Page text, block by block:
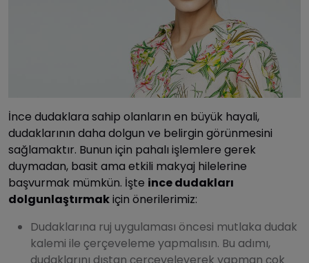
İnce dudaklara sahip olanların en büyük hayali,
dudaklarının daha dolgun ve belirgin görünmesini
sağlamaktır. Bunun için pahalı işlemlere gerek
duymadan, basit ama etkili makyaj hilelerine
başvurmak mümkün. İşte ince dudakları
dolgunlaştırmakiçin önerilerimiz:
Dudaklarına ruj uygulaması öncesi mutlaka dudak
kalemi ile çerçeveleme yapmalısın. Bu adımı,